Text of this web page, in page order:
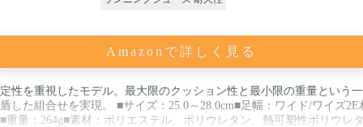
Amazonで詳しく見る
性を重視したモデル。最大限のクッション性と最小限の重量という
した組合せを実現。 ■サイズ：25.0～28.0cm■足幅：ワイド/ワイズ2E
重量：264g■素材：ポリエステル、ポリウレタン、熱可塑性ポリウレ